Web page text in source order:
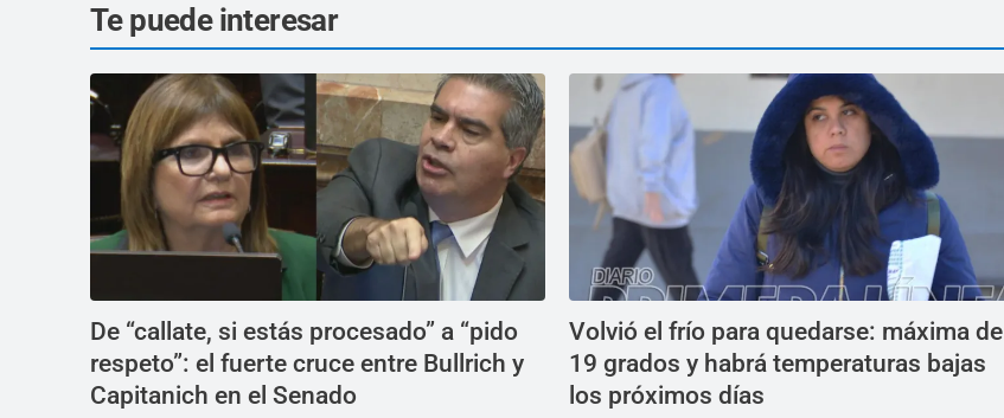
Te puede interesar
De “callate, si estás procesado” a “pido
respeto”: el fuerte cruce entre Bullrich y
Capitanich en el Senado
Volvió el frío para quedarse: máxima de
19 grados y habrá temperaturas bajas
los próximos días